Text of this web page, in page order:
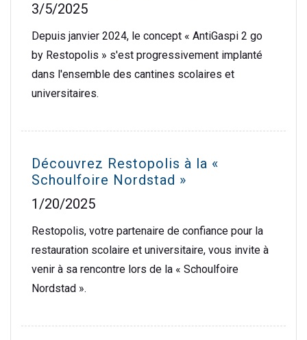
3/5/2025
Depuis janvier 2024, le concept « AntiGaspi 2 go
by Restopolis » s'est progressivement implanté
dans l'ensemble des cantines scolaires et
universitaires.
Découvrez Restopolis à la «
Schoulfoire Nordstad »
1/20/2025
Restopolis, votre partenaire de confiance pour la
restauration scolaire et universitaire, vous invite à
venir à sa rencontre lors de la « Schoulfoire
Nordstad ».